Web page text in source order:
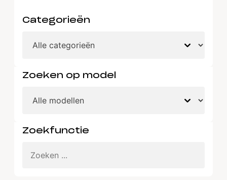
Categorieën
Zoeken op model
Zoekfunctie